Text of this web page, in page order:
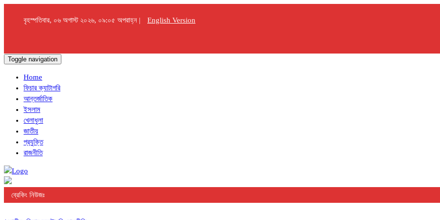
বৃহস্পতিবার, ০৬ অগাস্ট ২০২৬, ০৯:০৫ অপরাহ্ন | English Version
Toggle navigation
Home
ফিচার ক্যাটাগরি
আন্তর্জাতিক
ইসলাম
খেলাধুলা
জাতীয়
প্রযুক্তি
রাজনীতি
ব্রেকিং নিউজঃ